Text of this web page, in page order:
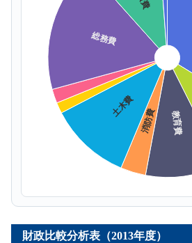
財政比較分析表（2013年度）